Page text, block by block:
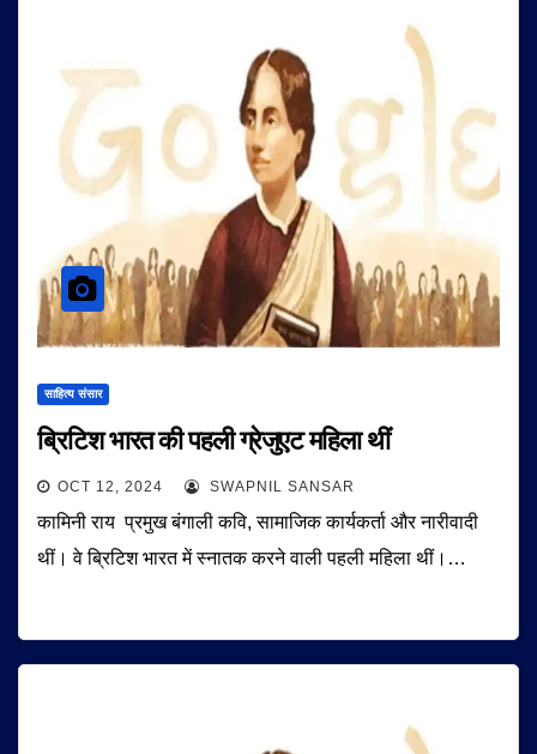
साहित्य संसार
ब्रिटिश भारत की पहली ग्रेजुएट महिला थीं
OCT 12, 2024 SWAPNIL SANSAR
कामिनी राय प्रमुख बंगाली कवि, सामाजिक कार्यकर्ता और नारीवादी
थीं। वे ब्रिटिश भारत में स्नातक करने वाली पहली महिला थीं।…